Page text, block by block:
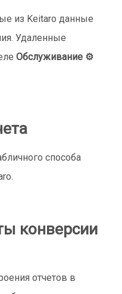
из Keitaro данные
Удаленные
Обслуживание ⚙️
способа
конверсии
отчетов в